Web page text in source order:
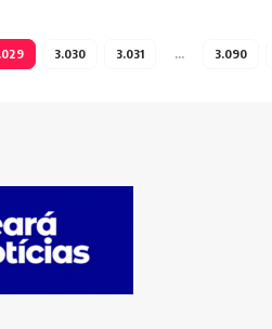
3.030 3.031 … 3.090